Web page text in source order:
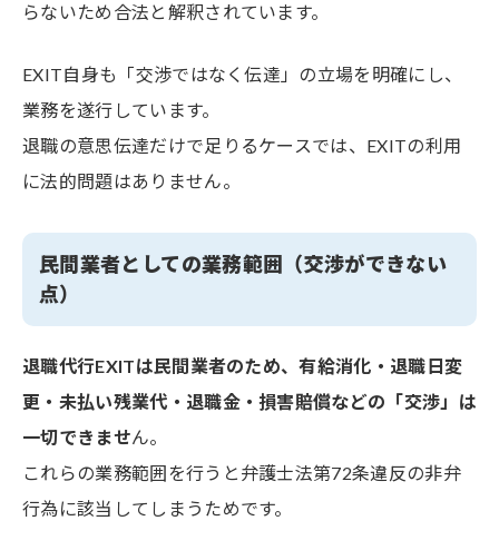
らないため合法と解釈されています。
EXIT自身も「交渉ではなく伝達」の立場を明確にし、
業務を遂行しています。
退職の意思伝達だけで足りるケースでは、EXITの利用
に法的問題はありません。
民間業者としての業務範囲（交渉ができない
点）
退職代行EXITは民間業者のため、有給消化・退職日変
更・未払い残業代・退職金・損害賠償などの「交渉」は
一切できません。
これらの業務範囲を行うと弁護士法第72条違反の非弁
行為に該当してしまうためです。